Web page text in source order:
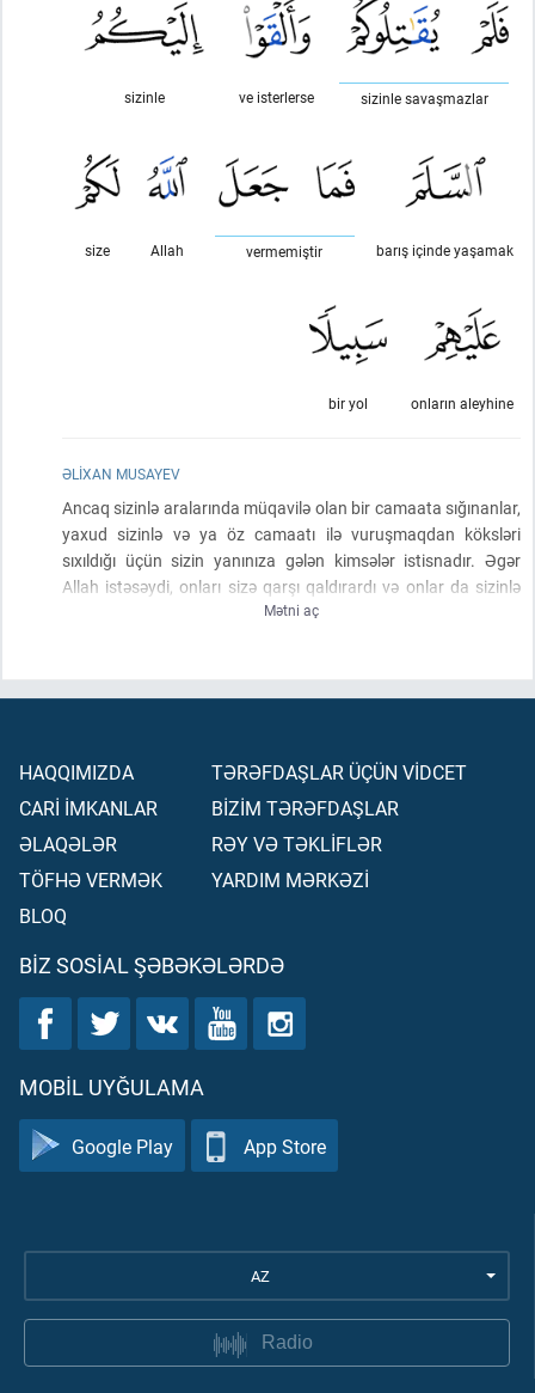
sizinle savaşmazlar
ve isterlerse
sizinle
barış içinde yaşamak
vermemiştir
Allah
size
onların aleyhine
bir yol
ƏLIXAN MUSAYEV
Ancaq sizinlə aralarında müqavilə olan bir camaata sığınanlar,
yaxud sizinlə və ya öz camaatı ilə vuruşmaqdan köksləri
sıxıldığı üçün sizin yanınıza gələn kimsələr istisnadır. Əgər
Allah istəsəydi, onları sizə qarşı qaldırardı və onlar da sizinlə
vuruşardılar. Əgər onlar sizdən aralanıb geri çəkilsələr, sizinlə
Mətni aç
HAQQIMIZDA
CARİ İMKANLAR
ƏLAQƏLƏR
TÖFHƏ VERMƏK
BLOQ
TƏRƏFDAŞLAR ÜÇÜN VİDCET
BİZİM TƏRƏFDAŞLAR
RƏY VƏ TƏKLİFLƏR
YARDIM MƏRKƏZİ
BIZ SOSIAL ŞƏBƏKƏLƏRDƏ
MOBIL UYĞULAMA
Google Play App Store
AZ
Radio